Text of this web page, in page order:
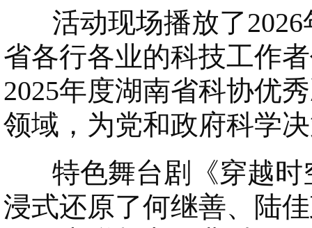
活动现场播放了2026
省各行各业的科技工作
2025年度湖南省科协优
领域，为党和政府科学
特色舞台剧《穿越时
浸式还原了何继善、陆